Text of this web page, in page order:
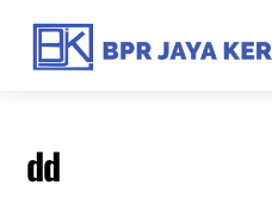
content
dd